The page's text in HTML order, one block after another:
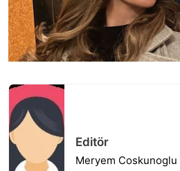
Editör
Meryem Coskunoglu